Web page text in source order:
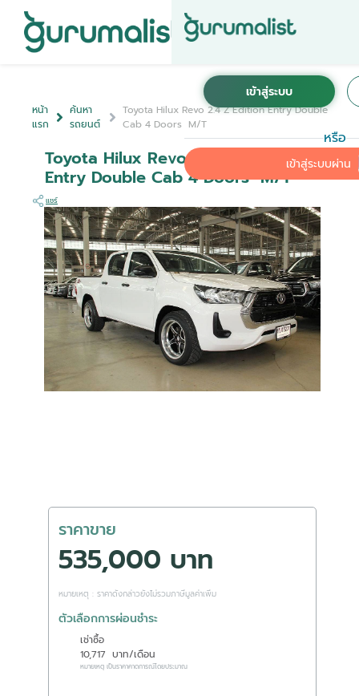
หรือ
เข้าสู่ระบบผ่าน
หน้า
แรก
ค้นหา
รถยนต์
Toyota Hilux Revo 2.4 Z Edition Entry Double
Cab 4 Doors M/T
Toyota Hilux Revo 2.4 Z Edition
Entry Double Cab 4 Doors M/T
แชร์
ราคาขาย
535,000 บาท
หมายเหตุ : ราคาดังกล่าวยังไม่รวมภาษีมูลค่าเพิ่ม
ตัวเลือกการผ่อนชำระ
เช่าซื้อ
10,717 บาท/เดือน
หมายเหตุ เป็นราคาคาดการณ์โดยประมาณ